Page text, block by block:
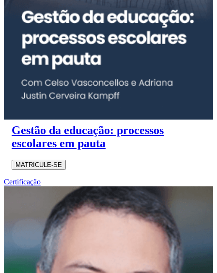
Gestão da educação: processos
escolares em pauta
MATRICULE-SE
Certificação